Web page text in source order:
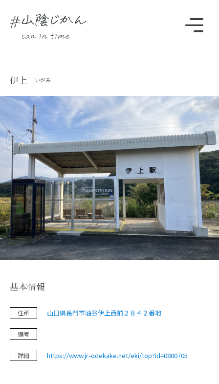
Instagram
時刻表
TOP
鉄道旅の魅力
フォトスポット
お知らせ＆イベント
旅プラン
伊上 いがみ
基本情報
住所 山口県長門市油谷伊上西前２８４２番地
備考
詳細 https://www.jr-odekake.net/eki/top?id=0800705